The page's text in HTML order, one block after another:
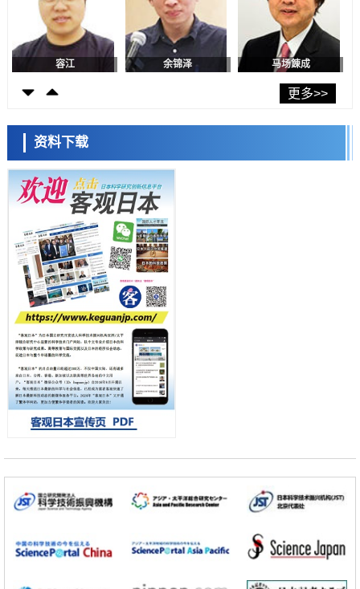
东京都产技研采用新手法开发出可稳定工作至300℃的介电材料，已验
证电容器可在汽车发动机等高温环境下工作
经济・社会
日本生成式AI使用者占比一年内翻倍，但与中美德仍有较大差距
政策
日本修订首都直下型地震紧急对策：目标为死亡人数至少减半，重点强
福井大学发现细胞记忆过往并抑制反应的机制，阐明即便DNA相同反应
迥异之谜
科学研究
神户大学确认口服癌症疫苗B440单药给药的安全性，在转移性尿路上皮
癌患者中开展临床试验
政策
日本发布《令和8年版科学技术与创新白皮书》，解读第七期基本计划
首年度政策方向
科学研究
东京大学发现可诱导细胞死亡的新型信使物质
科学研究
东京都健康长寿医疗中心跨器官揭示衰老过程中的糖链变化
科学研究
产总研无需石油利用松脂制备石墨前驱体，可作为电池电极材料
政策
日本内阁会议通过《2026年综合创新战略》，将统筹推进科学研究与成
果转化
科学研究
苍白球外节部体积增大
科学研究
化，研发出面向单细胞质谱成像的新技术
科学研究
基础设施
容江 余锦泽 马场錬成
日本科学未来馆 科学交
流员
小岩井忠道 泷川 进
更多>>
资料下载